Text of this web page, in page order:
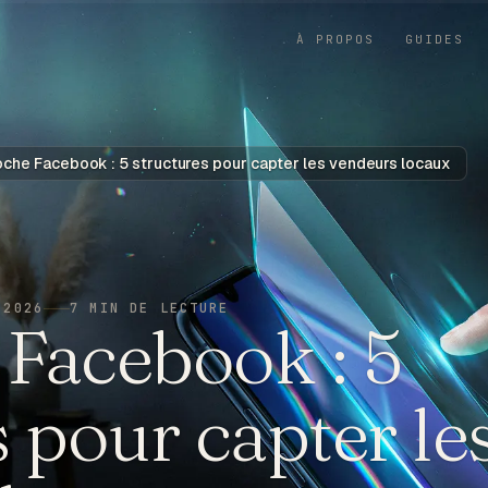
À PROPOS GUIDES
Facebook : 5 structures pour capter les vendeurs locaux
7 MIN DE LECTURE
: 5
capter